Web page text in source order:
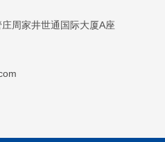
周家井世通国际大厦A座